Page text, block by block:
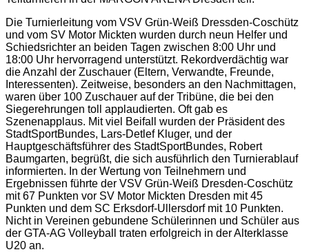
Die Turnierleitung vom VSV Grün-Weiß Dressden-Coschütz
und vom SV Motor Mickten wurden durch neun Helfer und
Schiedsrichter an beiden Tagen zwischen 8:00 Uhr und
18:00 Uhr hervorragend unterstützt. Rekordverdächtig war
die Anzahl der Zuschauer (Eltern, Verwandte, Freunde,
Interessenten). Zeitweise, besonders an den Nachmittagen,
waren über 100 Zuschauer auf der Tribüne, die bei den
Siegerehrungen toll applaudierten. Oft gab es
Szenenapplaus. Mit viel Beifall wurden der Präsident des
StadtSportBundes, Lars-Detlef Kluger, und der
Hauptgeschäftsführer des StadtSportBundes, Robert
Baumgarten, begrüßt, die sich ausführlich den Turnierablauf
informierten. In der Wertung von Teilnehmern und
Ergebnissen führte der VSV Grün-Weiß Dresden-Coschütz
mit 67 Punkten vor SV Motor Mickten Dresden mit 45
Punkten und dem SC Erksdorf-Ullersdorf mit 10 Punkten.
Nicht in Vereinen gebundene Schülerinnen und Schüler aus
der GTA-AG Volleyball traten erfolgreich in der Alterklasse
U20 an.